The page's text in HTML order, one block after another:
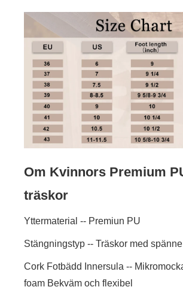
Om Kvinnors Premium
träskor
Yttermaterial -- Premiun PU
Stängningstyp -- Träskor med
Cork Fotbädd Innersula --
foam Bekväm och flexibel